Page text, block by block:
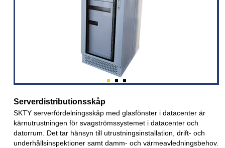
Serverdistributionsskåp
SKTY serverfördelningsskåp med glasfönster i datacenter är
kärnutrustningen för svagströmssystemet i datacenter och
datorrum. Det tar hänsyn till utrustningsinstallation, drift- och
underhållsinspektioner samt damm- och värmeavledningsbehov.